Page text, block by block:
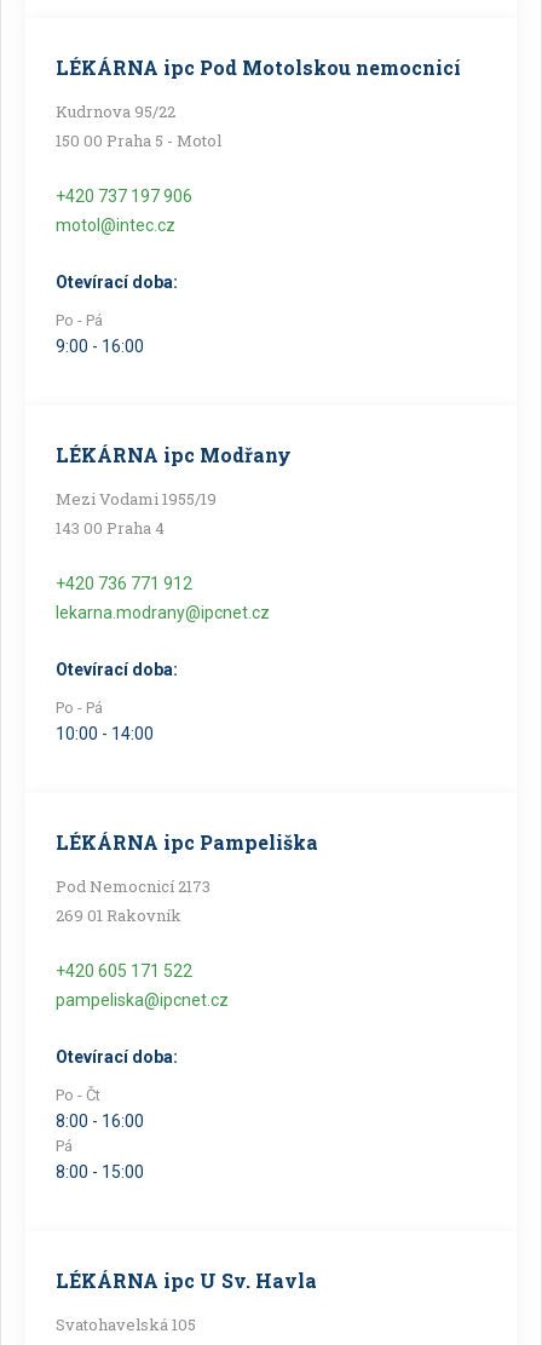
LÉKÁRNA ipc Pod Motolskou nemocnicí
Kudrnova 95/22
150 00 Praha 5 - Motol
+420 737 197 906
motol@intec.cz
Otevírací doba:
Po - Pá
9:00 - 16:00
LÉKÁRNA ipc Modřany
Mezi Vodami 1955/19
143 00 Praha 4
+420 736 771 912
lekarna.modrany@ipcnet.cz
Otevírací doba:
Po - Pá
10:00 - 14:00
LÉKÁRNA ipc Pampeliška
Pod Nemocnicí 2173
269 01 Rakovník
+420 605 171 522
pampeliska@ipcnet.cz
Otevírací doba:
Po - Čt
8:00 - 16:00
Pá
8:00 - 15:00
LÉKÁRNA ipc U Sv. Havla
Svatohavelská 105